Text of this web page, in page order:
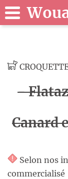
-
Canard
Selon nos
commercialisé